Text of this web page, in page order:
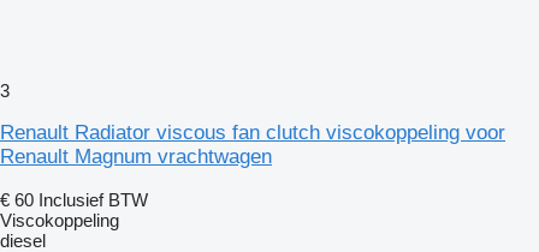
3
Renault Radiator viscous fan clutch viscokoppeling voor
Renault Magnum vrachtwagen
€ 60 Inclusief BTW
Viscokoppeling
diesel